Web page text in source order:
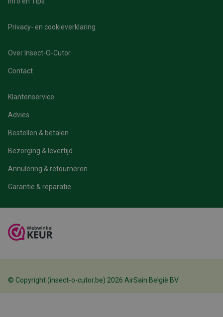
Privacy- en cookieverklaring
Over Insect-O-Cutor
Contact
Klantenservice
Advies
Bestellen & betalen
Bezorging & levertijd
Annulering & retourneren
Garantie & reparatie
© Copyright (insect-o-cutor.be) 2026 AirSain België BV